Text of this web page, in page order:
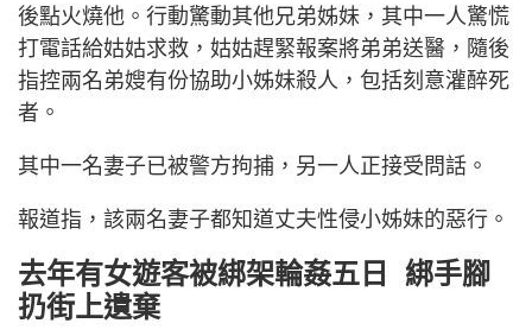
後點火燒他。行動驚動其他兄弟姊妹，其中一人驚慌
打電話給姑姑求救，姑姑趕緊報案將弟弟送醫，隨後
指控兩名弟嫂有份協助小姊妹殺人，包括刻意灌醉死
者。
其中一名妻子已被警方拘捕，另一人正接受問話。
報道指，該兩名妻子都知道丈夫性侵小姊妹的惡行。
去年有女遊客被綁架輪姦五日 綁手腳
扔街上遺棄